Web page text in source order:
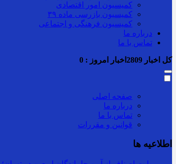
کمیسیون امور اقتصادی
کمیسیون بازرسی ماده ۳۹
کمیسیون فرهنگی و اجتماعی
درباره ما
تماس با ما
کل اخبار اخبار امروز : 0
صفحه اصلی
درباره ما
تماس با ما
قوانین و مقررات
اطلاعیه ها